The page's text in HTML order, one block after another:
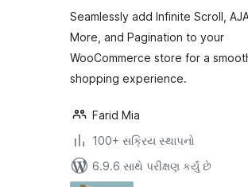
Seamlessly add Infinite Scroll,
More, and Pagination to your
WooCommerce store for a
shopping experience.
Farid Mia
100+ સક્રિય સ્થાપનો
6.9.6 સાથે પરીક્ષણ કર્યું છે